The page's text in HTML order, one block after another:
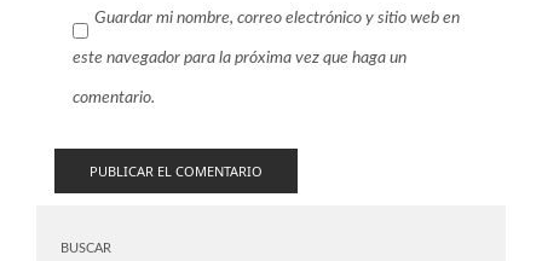
Guardar mi nombre, correo electrónico y sitio web en
este navegador para la próxima vez que haga un
comentario.
BUSCAR